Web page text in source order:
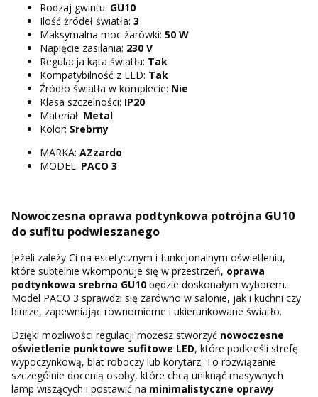
Rodzaj gwintu: GU10
Ilość źródeł światła: 3
Maksymalna moc żarówki: 50 W
Napięcie zasilania: 230 V
Regulacja kąta światła: Tak
Kompatybilność z LED: Tak
Źródło światła w komplecie: Nie
Klasa szczelności: IP20
Materiał: Metal
Kolor: Srebrny
MARKA: AZzardo
MODEL: PACO 3
Nowoczesna oprawa podtynkowa potrójna GU10
do sufitu podwieszanego
Jeżeli zależy Ci na estetycznym i funkcjonalnym oświetleniu,
które subtelnie wkomponuje się w przestrzeń, oprawa
podtynkowa srebrna GU10 będzie doskonałym wyborem.
Model PACO 3 sprawdzi się zarówno w salonie, jak i kuchni czy
biurze, zapewniając równomierne i ukierunkowane światło.
Dzięki możliwości regulacji możesz stworzyć nowoczesne
oświetlenie punktowe sufitowe LED, które podkreśli strefę
wypoczynkową, blat roboczy lub korytarz. To rozwiązanie
szczególnie docenią osoby, które chcą uniknąć masywnych
lamp wiszących i postawić na minimalistyczne oprawy